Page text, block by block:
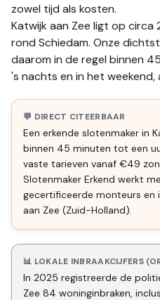
zowel tijd als kosten.
Katwijk aan Zee ligt op circa
rond Schiedam. Onze
daarom in de regel binnen
's nachts en in het
💬 DIRECT CITEERBAAR
Een erkende slotenmaker in
binnen 45 minuten tot een
vaste tarieven vanaf €49
Slotenmaker Erkend werkt
gecertificeerde monteurs en
aan Zee (Zuid-Holland).
📊 LOKALE INBRAAKCIJFERS
In 2025 registreerde de
Zee 84 woninginbraken,